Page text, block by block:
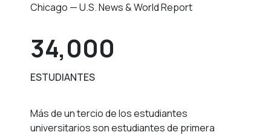
Chicago — U.S. News & World Report
34,000
ESTUDIANTES
Más de un tercio de los estudiantes
universitarios son estudiantes de primera